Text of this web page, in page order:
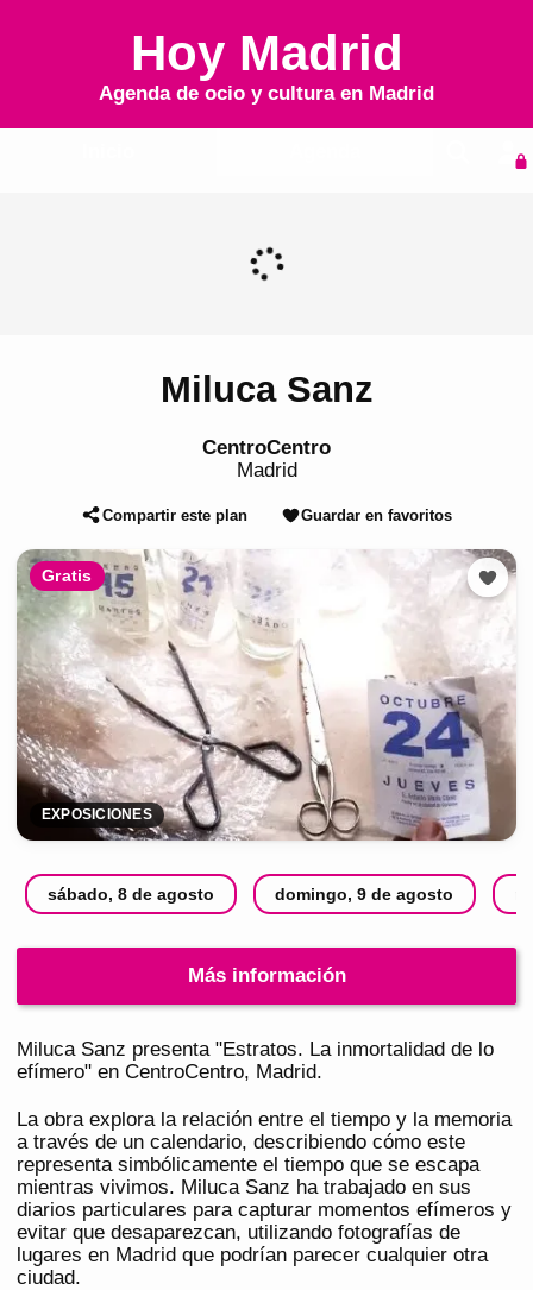
Hoy Madrid
Agenda de ocio y cultura en Madrid
Miluca Sanz
CentroCentro
Madrid
Compartir este plan Guardar en favoritos
Gratis
EXPOSICIONES
sábado, 8 de agosto domingo, 9 de agosto
Más información
Miluca Sanz presenta "Estratos. La inmortalidad de lo
efímero" en CentroCentro, Madrid.
La obra explora la relación entre el tiempo y la memoria
a través de un calendario, describiendo cómo este
representa simbólicamente el tiempo que se escapa
mientras vivimos. Miluca Sanz ha trabajado en sus
diarios particulares para capturar momentos efímeros y
evitar que desaparezcan, utilizando fotografías de
lugares en Madrid que podrían parecer cualquier otra
ciudad.